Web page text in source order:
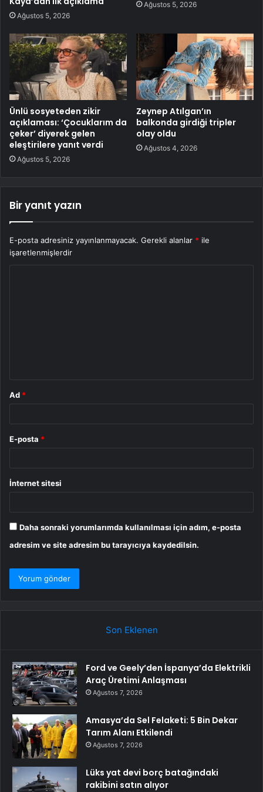
Ağustos 5, 2026
Ağustos 5, 2026
Ünlü sosyeteden zikir
açıklaması: ‘Çocuklarım da
çeker’ diyerek gelen
eleştirilere yanıt verdi
Ağustos 5, 2026
Zeynep Atılgan’ın
balkonda girdiği tripler
olay oldu
Ağustos 4, 2026
Bir yanıt yazın
E-posta adresiniz yayınlanmayacak. Gerekli alanlar * ile
işaretlenmişlerdir
Ad *
E-posta *
İnternet sitesi
Daha sonraki yorumlarımda kullanılması için adım, e-posta
adresim ve site adresim bu tarayıcıya kaydedilsin.
Son Eklenen
Ford ve Geely’den İspanya’da Elektrikli
Araç Üretimi Anlaşması
Ağustos 7, 2026
Amasya’da Sel Felaketi: 5 Bin Dekar
Tarım Alanı Etkilendi
Ağustos 7, 2026
Lüks yat devi borç batağındaki
rakibini satın alıyor